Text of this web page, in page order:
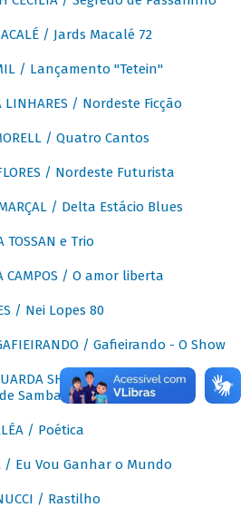
/ Jards Macalé 72
/ Lançamento "Tetein"
LINHARES / Nordeste Ficção
/ Quatro Cantos
/ Nordeste Futurista
MARÇAL / Delta Estácio Blues
TOSSAN e Trio
CAMPOS / O amor liberta
/ Nei Lopes 80
/ Gafieirando - O Show
SHOW DA MANGUEIRA /
Samba
/ Poética
/ Eu Vou Ganhar o Mundo
/ Rastilho